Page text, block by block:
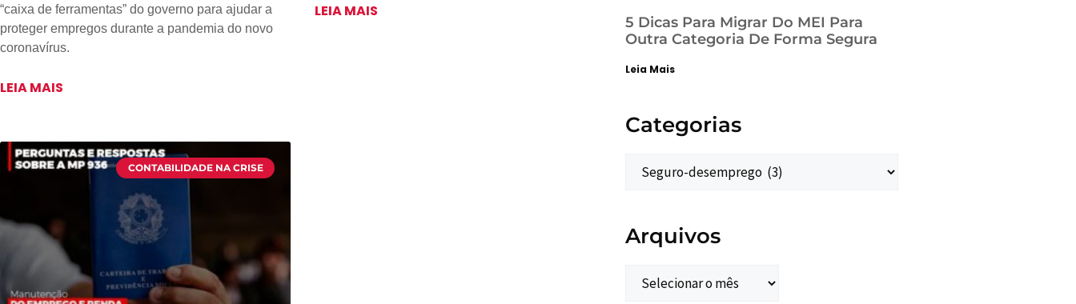
“caixa de ferramentas” do governo para ajudar a
proteger empregos durante a pandemia do novo
coronavírus.
LEIA MAIS
LEIA MAIS
CONTABILIDADE NA CRISE
5 Dicas Para Migrar Do MEI Para
Outra Categoria De Forma Segura
Leia Mais
Categorias
Arquivos